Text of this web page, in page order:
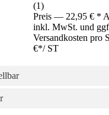
(1)
Preis — 22,95 € *
inkl. MwSt. und
Versandkosten pro
€*/ ST